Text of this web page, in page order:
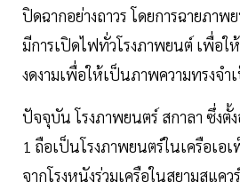
ปิดฉากอย่างถาวร โดยการฉายภา
มีการเปิดไฟทั่วโรงภาพยนต์ เพื่อ
งดงามเพื่อให้เป็นภาพความทรงจำ
ปัจจุบัน โรงภาพยนตร์ สกาลา ซึ่งตั้
1 ถือเป็นโรงภาพยนตร์ในเครือเอ
จากโรงหนังร่วมเครือในสยามสแคว